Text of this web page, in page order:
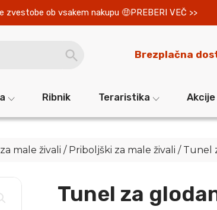
zvestobe ob vsakem nakupu PREBERI VEČ >>
BUTTON
Brezplačna
Ribnik Teraristika Akcije
male živali / Priboljški za male živali / Tunel
Tunel za